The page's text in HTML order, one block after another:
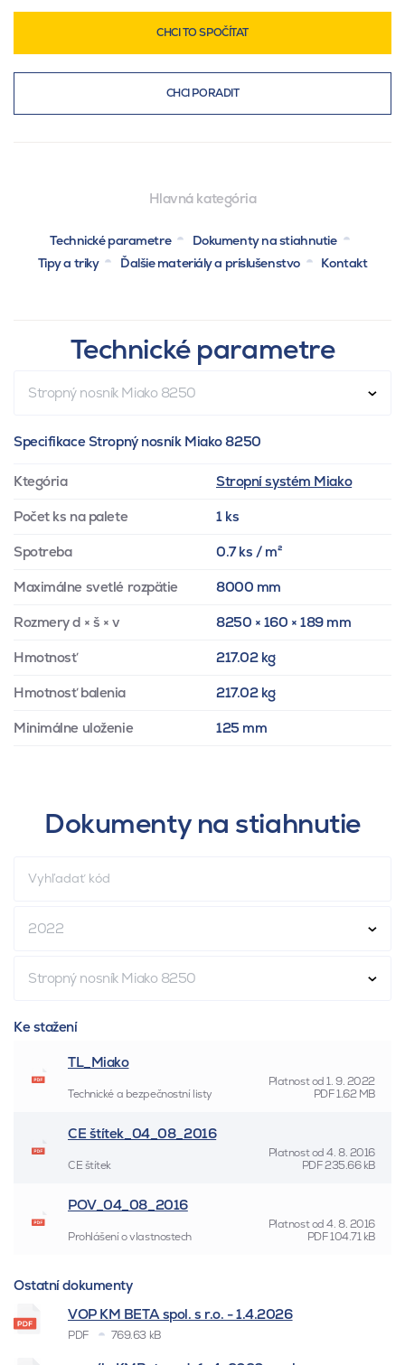
CHCI TO SPOČÍTAT
CHCI PORADIT
Hlavná kategória
Technické parametre
Dokumenty na stiahnutie
Tipy a triky
Ďalšie materiály a príslušenstvo Kontakt
Technické parametre
Stropný nosník Miako 8250
Specifikace Stropný nosník Miako 8250
Ktegória Stropní systém Miako
Počet ks na palete 1 ks
Spotreba 0.7 ks / m²
Maximálne svetlé rozpätie 8000 mm
Rozmery d × š × v 8250 × 160 × 189 mm
Hmotnosť 217.02 kg
Hmotnosť balenia 217.02 kg
Minimálne uloženie 125 mm
Dokumenty na stiahnutie
2022
Stropný nosník Miako 8250
Ke stažení
TL_Miako
Platnost od1. 9. 2022
Technické a bezpečnostní listy
PDF1.62 MB
CE štítek_04_08_2016
Platnost od4. 8. 2016
CE štítek
PDF235.66 kB
POV_04_08_2016
Platnost od4. 8. 2016
Prohlášení o vlastnostech
PDF104.71 kB
Ostatní dokumenty
VOP KM BETA spol. s r.o. - 1.4.2026
PDF 769.63 kB